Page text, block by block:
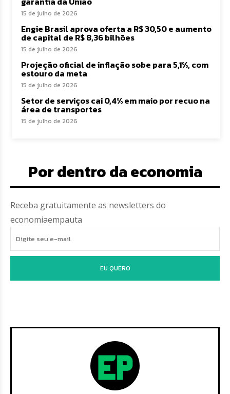
15 de julho de 2026
Engie Brasil aprova oferta a R$ 30,50 e aumento
de capital de R$ 8,36 bilhões
15 de julho de 2026
Projeção oficial de inflação sobe para 5,1%, com
estouro da meta
15 de julho de 2026
Setor de serviços cai 0,4% em maio por recuo na
área de transportes
15 de julho de 2026
Por dentro da economia
Receba gratuitamente as newsletters do
economiaempauta
EU QUERO